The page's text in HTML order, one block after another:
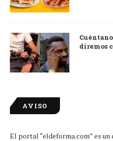
diremos
AVISO
El portal “eldeforma.com” es